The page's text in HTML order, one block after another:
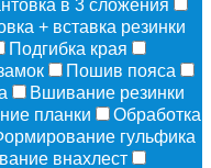
в 3 сложения
+ вставка резинки
Подгибка края
Пошив пояса
Вшивание резинки
планки
Обработка
гульфика
внахлест